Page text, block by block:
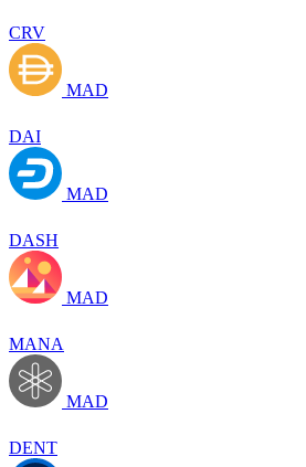
CRV
MAD
DAI
MAD
DASH
MAD
MANA
MAD
DENT